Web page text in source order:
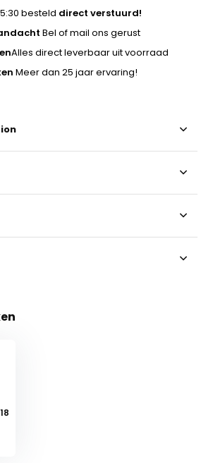
besteld direct verstuurd!
Bel of mail ons gerust
Alles direct leverbaar uit voorraad
Meer dan 25 jaar ervaring!